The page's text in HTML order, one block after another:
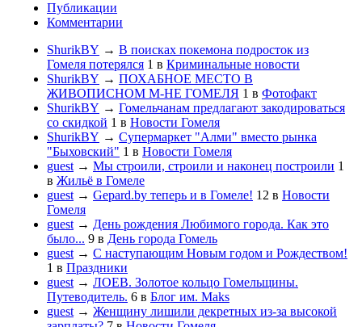
Публикации
Комментарии
ShurikBY → В поисках покемона подросток из
Гомеля потерялся 1 в Криминальные новости
ShurikBY → ПОХАБНОЕ МЕСТО В
ЖИВОПИСНОМ М-НЕ ГОМЕЛЯ 1 в Фотофакт
ShurikBY → Гомельчанам предлагают закодироваться
со скидкой 1 в Новости Гомеля
ShurikBY → Супермаркет "Алми" вместо рынка
"Быховский" 1 в Новости Гомеля
guest → Мы строили, строили и наконец построили 1
в Жильё в Гомеле
guest → Gepard.by теперь и в Гомеле! 12 в Новости
Гомеля
guest → День рождения Любимого города. Как это
было... 9 в День города Гомель
guest → С наступающим Новым годом и Рождеством!
1 в Праздники
guest → ЛОЕВ. Золотое кольцо Гомельщины.
Путеводитель. 6 в Блог им. Maks
guest → Женщину лишили декретных из-за высокой